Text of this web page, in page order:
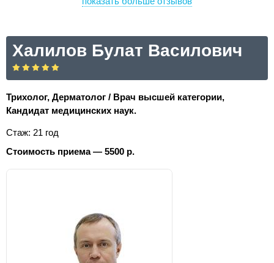
Халилов Булат Василович
Трихолог, Дерматолог / Врач высшей категории,
Кандидат медицинских наук.
Стаж: 21 год
Стоимость приема — 5500 р.